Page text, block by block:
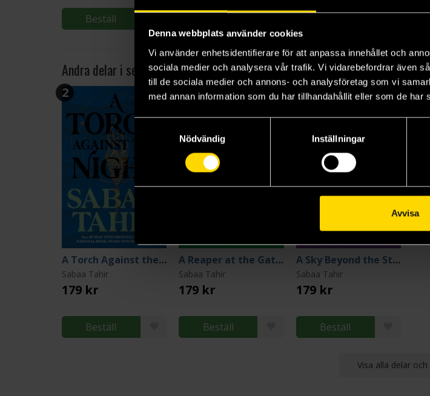
Denna webbplats använder cookies
Vi använder enhetsidentifierare för att anpassa innehållet och
sociala medier och analysera vår trafik. Vi vidarebefordrar även
till de sociala medier och annons- och analysföretag som vi
med annan information som du har tillhandahållit eller som de har
Nödvändig
Inställningar
Avvisa
Beställ
Andra delar i serien
2
A Torch Against the Night
Sabaa Tahir
179 kr
Beställ
3
A Reaper at the Gates
Sabaa Tahir
179 kr
Beställ
4
A Sky Beyond the Storm
Sabaa Tahir
179 kr
Beställ
Visa alla delar